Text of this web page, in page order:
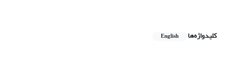
کلیدواژه‌ها English